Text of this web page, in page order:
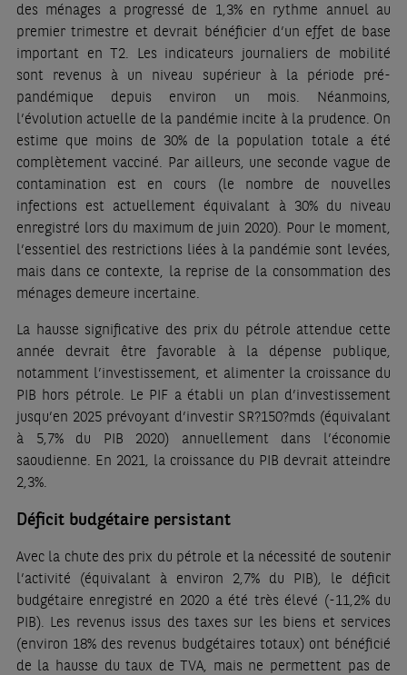
des ménages a progressé de 1,3% en rythme annuel au
premier trimestre et devrait bénéficier d’un effet de base
important en T2. Les indicateurs journaliers de mobilité
sont revenus à un niveau supérieur à la période pré-
pandémique depuis environ un mois. Néanmoins,
l’évolution actuelle de la pandémie incite à la prudence. On
estime que moins de 30% de la population totale a été
complètement vacciné. Par ailleurs, une seconde vague de
contamination est en cours (le nombre de nouvelles
infections est actuellement équivalant à 30% du niveau
enregistré lors du maximum de juin 2020). Pour le moment,
l’essentiel des restrictions liées à la pandémie sont levées,
mais dans ce contexte, la reprise de la consommation des
ménages demeure incertaine.
La hausse significative des prix du pétrole attendue cette
année devrait être favorable à la dépense publique,
notamment l’investissement, et alimenter la croissance du
PIB hors pétrole. Le PIF a établi un plan d’investissement
jusqu’en 2025 prévoyant d’investir SR?150?mds (équivalant
à 5,7% du PIB 2020) annuellement dans l’économie
saoudienne. En 2021, la croissance du PIB devrait atteindre
2,3%.
Déficit budgétaire persistant
Avec la chute des prix du pétrole et la nécessité de soutenir
l’activité (équivalant à environ 2,7% du PIB), le déficit
budgétaire enregistré en 2020 a été très élevé (-11,2% du
PIB). Les revenus issus des taxes sur les biens et services
(environ 18% des revenus budgétaires totaux) ont bénéficié
de la hausse du taux de TVA, mais ne permettent pas de